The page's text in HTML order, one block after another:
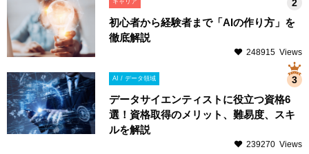
初心者から経験者まで「AIの作り方」を
徹底解説
248915 Views
AI / データ領域
データサイエンティストに役立つ資格6
選！資格取得のメリット、難易度、スキ
ルを解説
239270 Views